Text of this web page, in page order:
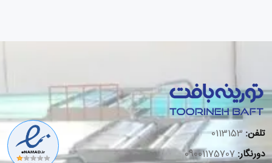
تلفن: 0113153
دورنگار:09001175707